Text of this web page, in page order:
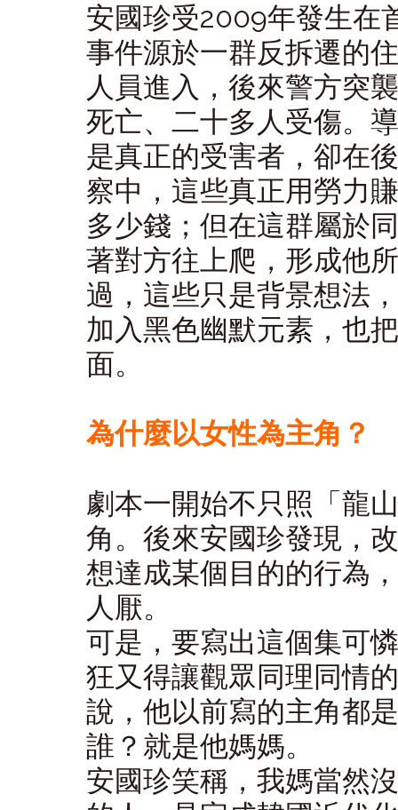
安國珍受2009年發生在
事件源於一群反拆遷的
人員進入，後來警方突
死亡、二十多人受傷。
是真正的受害者，卻在
察中，這些真正用勞力
多少錢；但在這群屬於
著對方往上爬，形成他
過，這些只是背景想法
加入黑色幽默元素，也
面。
為什麼以女性為主角？
劇本一開始不只照「龍
角。後來安國珍發現，
想達成某個目的的行為
人厭。
可是，要寫出這個集可
狂又得讓觀眾同理同情
說，他以前寫的主角都
誰？就是他媽媽。
安國珍笑稱，我媽當然